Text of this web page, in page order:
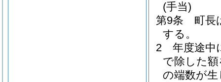
(手当)
第9条
町長
する。
2
年度途中
で除した
の端数が